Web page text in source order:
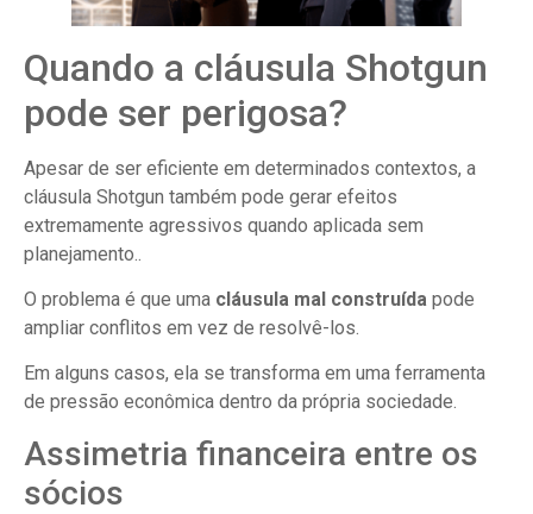
Quando a cláusula Shotgun
pode ser perigosa?
Apesar de ser eficiente em determinados contextos, a
cláusula Shotgun também pode gerar efeitos
extremamente agressivos quando aplicada sem
planejamento..
O problema é que uma cláusula mal construída pode
ampliar conflitos em vez de resolvê-los.
Em alguns casos, ela se transforma em uma ferramenta
de pressão econômica dentro da própria sociedade.
Assimetria financeira entre os
sócios